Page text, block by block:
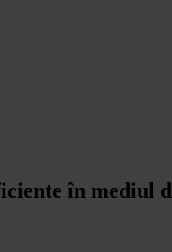
în mediul